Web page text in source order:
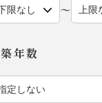
〜
築年数